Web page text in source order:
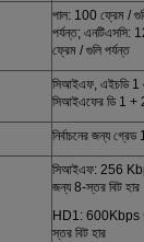
পাল: 100 ফ্রেম /
পর্যন্ত; এনটিএসসি:
ফ্রেম / গুলি পর্যন্ত
সিআইএফ, এইচডি 1
সিআইএফের ডি 1 + 2
নির্বাচনের জন্য
সিআইএফ: 256
জন্য 8-স্তর বিট হার
HD1: 600Kbps ~
স্তর বিট হার